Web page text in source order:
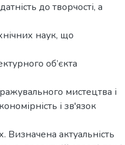
до творчості, а
наук, що
об’єкта
мистецтва і
і зв'язок
Визначена актуальність